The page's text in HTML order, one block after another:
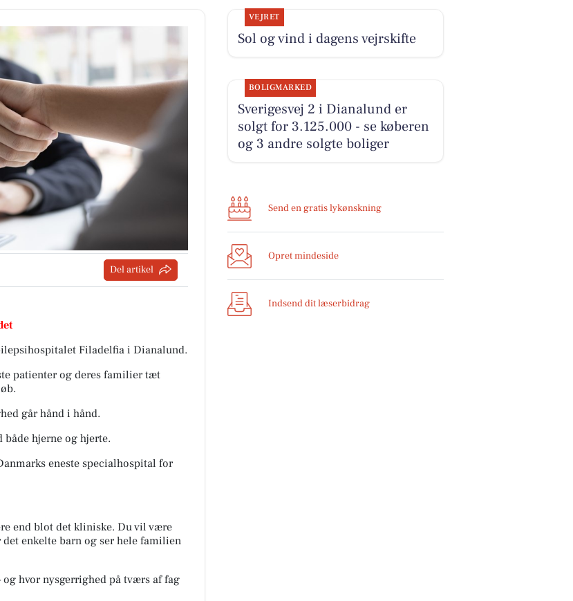
Del artikel
Filadelfia i Dianalund.
patienter og deres familier tæt
går hånd i hånd.
både hjerne og hjerte.
eneste specialhospital for
end blot det kliniske. Du vil være
enkelte barn og ser hele familien
hvor nysgerrighed på tværs af fag
VEJRET
Sol og vind i dagens vejrskifte
BOLIGMARKED
Sverigesvej 2 i Dianalund er
solgt for 3.125.000 - se køberen
og 3 andre solgte boliger
Send en gratis lykønskning
Opret mindeside
Indsend dit læserbidrag